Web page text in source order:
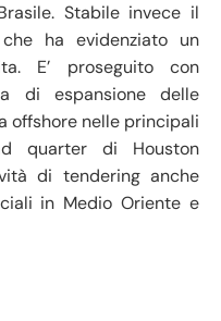
Stabile invece il
ha evidenziato un
E’ proseguito con
di espansione delle
offshore nelle principali
quarter di Houston
di tendering anche
in Medio Oriente e